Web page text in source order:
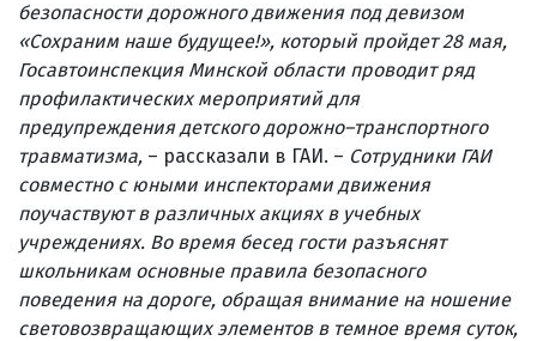
безопасности дорожного движения под девизом
«Сохраним наше будущее!», который пройдет 28 мая,
Госавтоинспекция Минской области проводит ряд
профилактических мероприятий для
предупреждения детского дорожно–транспортного
травматизма, – рассказали в ГАИ. – Сотрудники ГАИ
совместно с юными инспекторами движения
поучаствуют в различных акциях в учебных
учреждениях. Во время бесед гости разъяснят
школьникам основные правила безопасного
поведения на дороге, обращая внимание на ношение
световозвращающих элементов в темное время суток,